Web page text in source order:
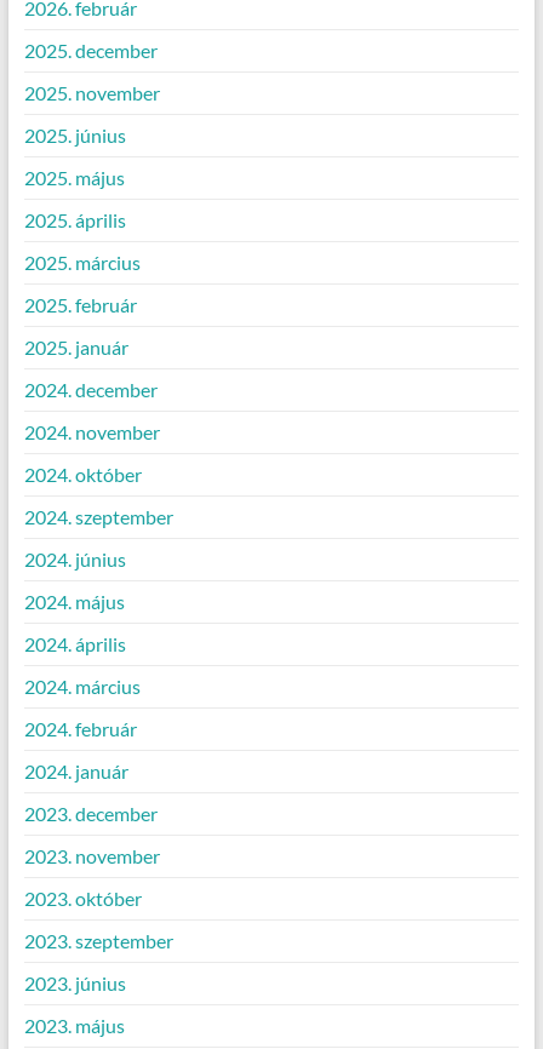
2026. február
2025. december
2025. november
2025. június
2025. május
2025. április
2025. március
2025. február
2025. január
2024. december
2024. november
2024. október
2024. szeptember
2024. június
2024. május
2024. április
2024. március
2024. február
2024. január
2023. december
2023. november
2023. október
2023. szeptember
2023. június
2023. május